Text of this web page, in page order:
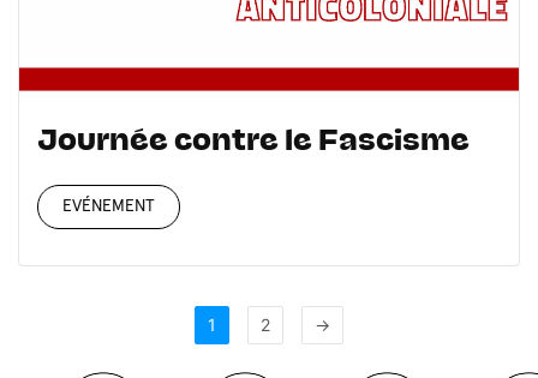
Journée contre le Fascisme
EVÉNEMENT
1 2 →